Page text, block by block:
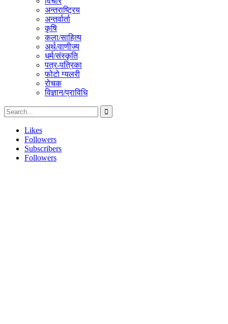
अन्तराष्ट्रिय
अन्तर्वार्ता
कृषि
कला/साहित्य
अर्थ/वाणीज्य
धर्म/संस्कृति
पत्र-पत्रिका
फोटो ग्यलरी
रोचक
विज्ञान/प्राविधि
Likes
Followers
Subscribers
Followers